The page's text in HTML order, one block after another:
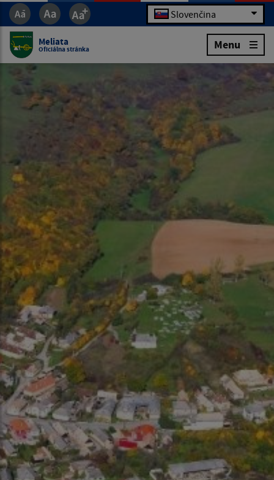
Slovenčina
Meliata
Oficiálna stránka Menu